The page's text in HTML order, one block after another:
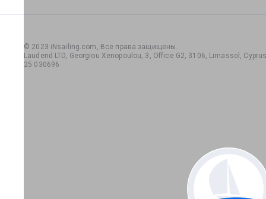
© 2023 iNsailing.com, Все права защищены.
Laudend LTD, Georgiou Xenopoulou, 3, Office G2, 3106, Limassol,
25 030696